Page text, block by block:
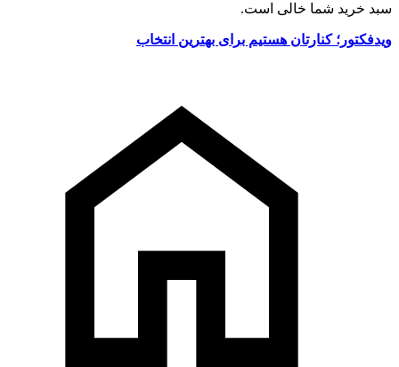
سبد خرید شما خالی است.
ویدفکتور؛ کنارتان هستیم برای بهترین انتخاب